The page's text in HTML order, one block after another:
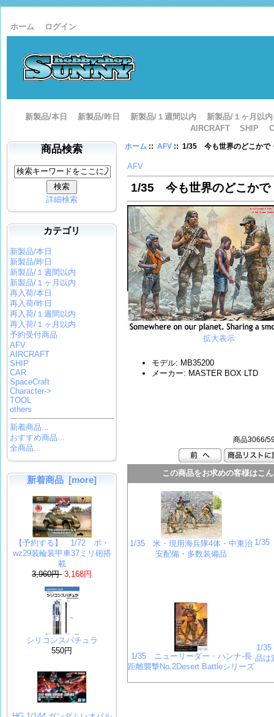
ホーム ログイン
新製品/本日 新製品/昨日 新製品/１週間以内
新製品/１ヶ月以内
AIRCRAFT
SHIP
商品検索
詳細検索
カテゴリ
新製品/本日
新製品/昨日
新製品/１週間以内
新製品/１ヶ月以内
再入荷/本日
再入荷/昨日
再入荷/１週間以内
再入荷/１ヶ月以内
予約受付商品
AFV
AIRCRAFT
SHIP
CAR
SpaceCraft
Character->
TOOL
others
新着商品...
おすすめ商品...
全商品...
新着商品 [more]
【予約する】 1/72 ポ・
wz29装輪装甲車37ミリ砲搭
載
3,960円 3,168円
シリコンスパチュラ
550円
ホーム ::AFV :: 1/35 今も世界のどこかで
AFV
1/35 今も世界のどこかで
拡大表示
モデル: MB35200
メーカー: MASTER BOX LTD
商品3066/
この商品をお求めの客様はこ
1/35 米・現用海兵隊4体・中東治
安配備・多数装備品
1/35
1/35 ニューリーダー・ハンナ-長
距離襲撃No.2Desert Battleシリーズ
1/
品は